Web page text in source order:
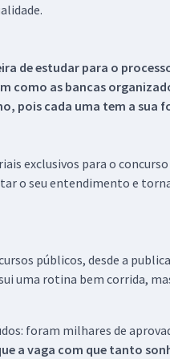
de estudar para o
como as bancas
pois cada uma tem a sua
exclusivos para o
o seu entendimento e
públicos, desde a
uma rotina bem corrida,
foram milhares de
a vaga com que tanto